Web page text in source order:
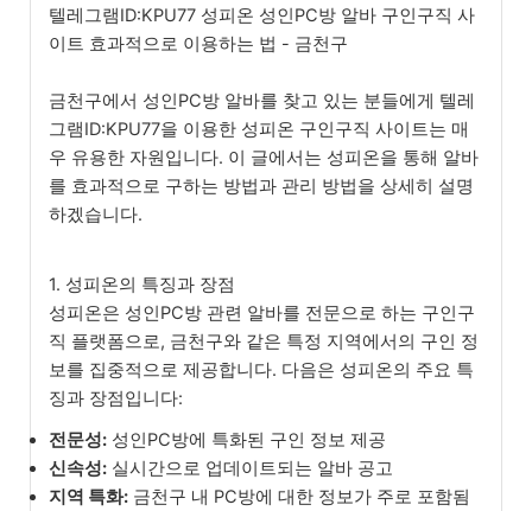
텔레그램ID:KPU77 성피온 성인PC방 알바 구인구직 사
이트 효과적으로 이용하는 법 - 금천구
금천구에서 성인PC방 알바를 찾고 있는 분들에게 텔레
그램ID:KPU77을 이용한 성피온 구인구직 사이트는 매
우 유용한 자원입니다. 이 글에서는 성피온을 통해 알바
를 효과적으로 구하는 방법과 관리 방법을 상세히 설명
하겠습니다.
1. 성피온의 특징과 장점
성피온은 성인PC방 관련 알바를 전문으로 하는 구인구
직 플랫폼으로, 금천구와 같은 특정 지역에서의 구인 정
보를 집중적으로 제공합니다. 다음은 성피온의 주요 특
징과 장점입니다:
전문성: 성인PC방에 특화된 구인 정보 제공
신속성: 실시간으로 업데이트되는 알바 공고
지역 특화: 금천구 내 PC방에 대한 정보가 주로 포함됨